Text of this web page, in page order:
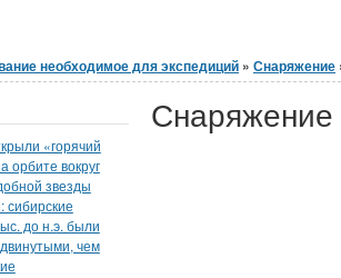
необходимое для экспедиций » Снаряжение
Снаряжение
«горячий
орбите вокруг
звезды
сибирские
до н.э. были
чем